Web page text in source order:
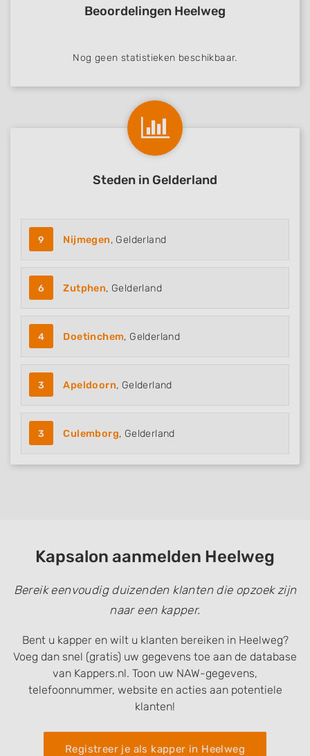
Beoordelingen Heelweg
Nog geen statistieken beschikbaar.
Steden in Gelderland
9 Nijmegen, Gelderland
6 Zutphen, Gelderland
4 Doetinchem, Gelderland
3 Apeldoorn, Gelderland
3 Culemborg, Gelderland
Kapsalon aanmelden Heelweg
Bereik eenvoudig duizenden klanten die opzoek zijn
naar een kapper.
Bent u kapper en wilt u klanten bereiken in Heelweg?
Voeg dan snel (gratis) uw gegevens toe aan de database
van Kappers.nl. Toon uw NAW-gegevens,
telefoonnummer, website en acties aan potentiele
klanten!
Registreer je als kapper in Heelweg
Use limited data to select content
Use precise geolocation data
Non-IAB processing purposes:
Advertising